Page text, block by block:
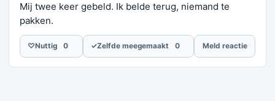
Mij twee keer gebeld. Ik belde terug, niemand te
pakken.
♡Nuttig 0 ✓Zelfde meegemaakt 0 Meld reactie